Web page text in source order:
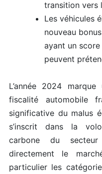
transition vers
Les véhicules
nouveau
ayant un
peuvent
L’année 2024
fiscalité automobile
significative du malus
s’inscrit dans la
carbone du
directement le
particulier les